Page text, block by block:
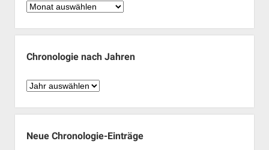
Chronologie
Monaten
Chronologie nach Jahren
Chronologie
Jahren
Neue Chronologie-Einträge